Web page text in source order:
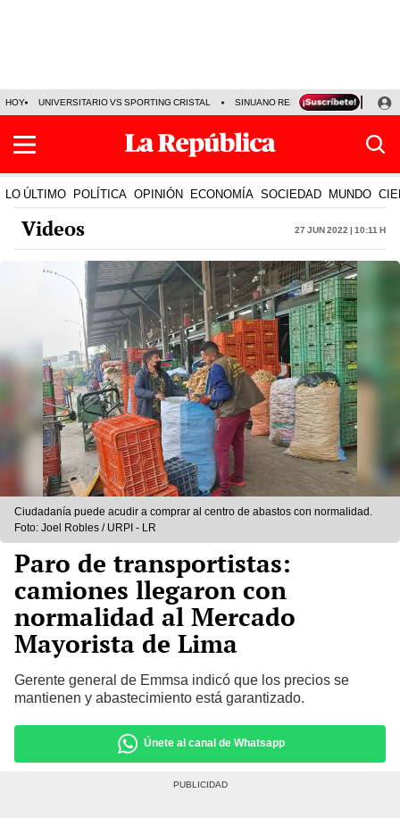
HOY UNIVERSITARIO VS SPORTING CRISTAL SINUANO RESULTADOS HOY
LO ÚLTIMO POLÍTICA OPINIÓN ECONOMÍA SOCIEDAD MUNDO
Videos 27 Jun 2022 | 10:11 h
Ciudadanía puede acudir a comprar al centro de abastos con normalidad.
Foto: Joel Robles / URPI - LR
Paro de transportistas:
camiones llegaron con
normalidad al Mercado
Mayorista de Lima
Gerente general de Emmsa indicó que los precios se
mantienen y abastecimiento está garantizado.
Únete al canal de Whatsapp